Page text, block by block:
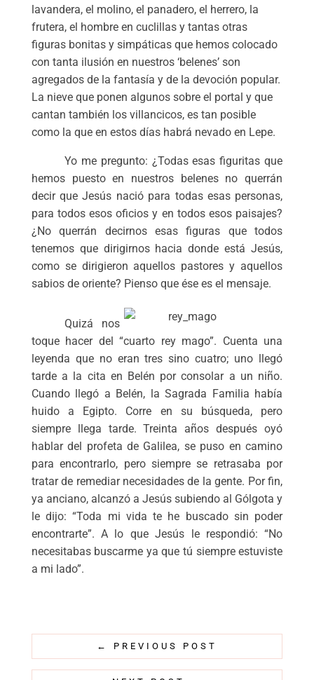
lavandera, el molino, el panadero, el herrero, la
frutera, el hombre en cuclillas y tantas otras
figuras bonitas y simpáticas que hemos colocado
con tanta ilusión en nuestros ‘belenes’ son
agregados de la fantasía y de la devoción popular.
La nieve que ponen algunos sobre el portal y que
cantan también los villancicos, es tan posible
como la que en estos días habrá nevado en Lepe.
Yo me pregunto: ¿Todas esas figuritas que
hemos puesto en nuestros belenes no querrán
decir que Jesús nació para todas esas personas,
para todos esos oficios y en todos esos paisajes?
¿No querrán decirnos esas figuras que todos
tenemos que dirigirnos hacia donde está Jesús,
como se dirigieron aquellos pastores y aquellos
sabios de oriente? Pienso que ése es el mensaje.
Quizá nos
toque hacer del “cuarto rey mago”. Cuenta una
leyenda que no eran tres sino cuatro; uno llegó
tarde a la cita en Belén por consolar a un niño.
Cuando llegó a Belén, la Sagrada Familia había
huido a Egipto. Corre en su búsqueda, pero
siempre llega tarde. Treinta años después oyó
hablar del profeta de Galilea, se puso en camino
para encontrarlo, pero siempre se retrasaba por
tratar de remediar necesidades de la gente. Por fin,
ya anciano, alcanzó a Jesús subiendo al Gólgota y
le dijo: “Toda mi vida te he buscado sin poder
encontrarte”. A lo que Jesús le respondió: “No
necesitabas buscarme ya que tú siempre estuviste
a mi lado”.
← PREVIOUS POST